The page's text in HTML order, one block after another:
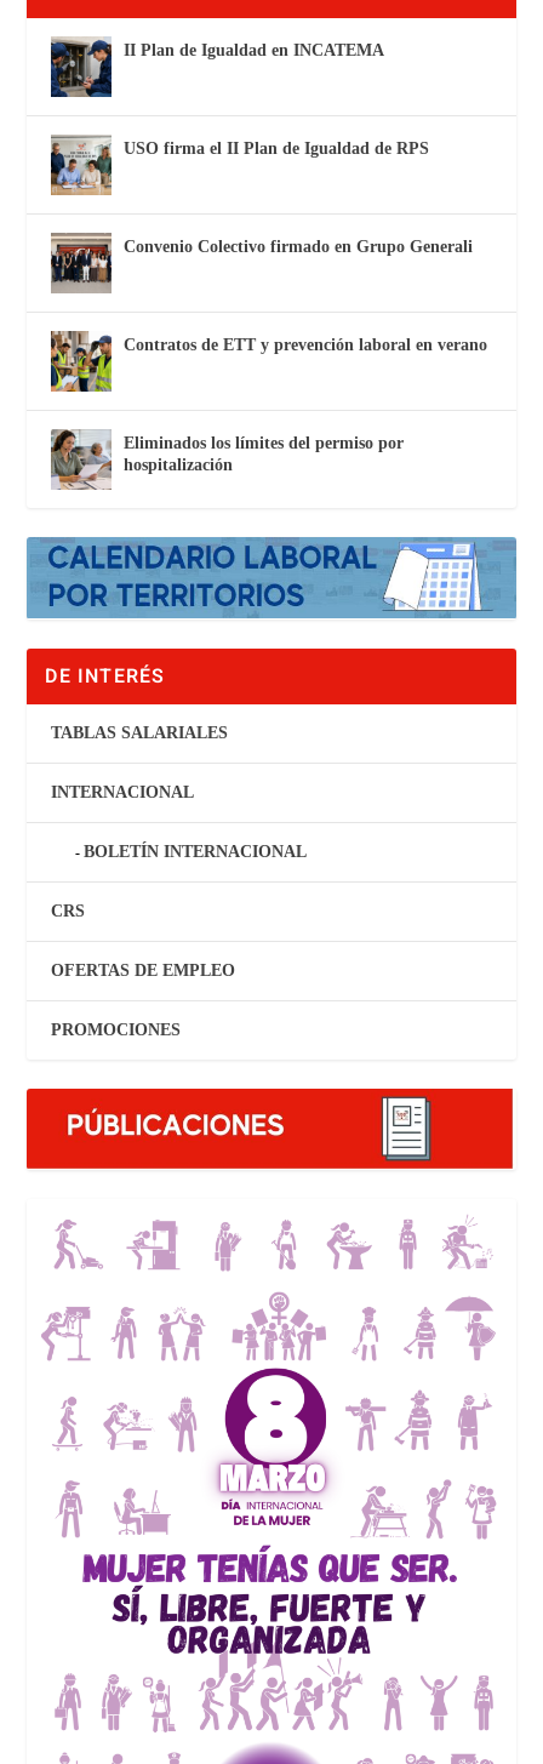
II Plan de Igualdad en INCATEMA
USO firma el II Plan de Igualdad de RPS
Convenio Colectivo firmado en Grupo Generali
Contratos de ETT y prevención laboral en verano
Eliminados los límites del permiso por
hospitalización
DE INTERÉS
TABLAS SALARIALES
INTERNACIONAL
BOLETÍN INTERNACIONAL
CRS
OFERTAS DE EMPLEO
PROMOCIONES